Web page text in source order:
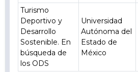
Turismo
Deportivo y
Desarrollo
Sostenible. En
búsqueda de
los ODS
Universidad
Autónoma del
Estado de
México